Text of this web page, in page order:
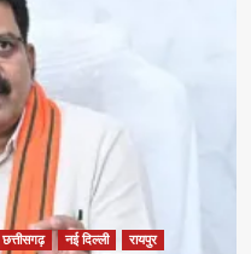
छत्तीसगढ़ नई दिल्ली रायपुर